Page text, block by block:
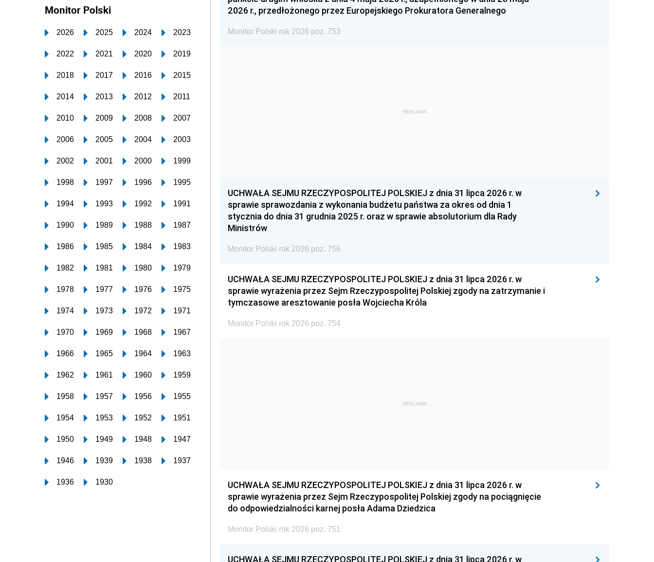
Monitor Polski
2026 2025 2024 2023
2022 2021 2020 2019
2018 2017 2016 2015
2014 2013 2012 2011
2010 2009 2008 2007
2006 2005 2004 2003
2002 2001 2000 1999
1998 1997 1996 1995
1994 1993 1992 1991
1990 1989 1988 1987
1986 1985 1984 1983
1982 1981 1980 1979
1978 1977 1976 1975
1974 1973 1972 1971
1970 1969 1968 1967
1966 1965 1964 1963
1962 1961 1960 1959
1958 1957 1956 1955
1954 1953 1952 1951
1950 1949 1948 1947
1946 1939 1938 1937
1936 1930
2026 r., przedłożonego przez Europejskiego Prokuratora Generalnego
Monitor Polski rok 2026 poz. 753
REKLAMA
UCHWAŁA SEJMU RZECZYPOSPOLITEJ POLSKIEJ z dnia 31 lipca 2026 r. w
sprawie sprawozdania z wykonania budżetu państwa za okres od dnia 1
stycznia do dnia 31 grudnia 2025 r. oraz w sprawie absolutorium dla Rady
Ministrów
Monitor Polski rok 2026 poz. 756
UCHWAŁA SEJMU RZECZYPOSPOLITEJ POLSKIEJ z dnia 31 lipca 2026 r. w
sprawie wyrażenia przez Sejm Rzeczypospolitej Polskiej zgody na zatrzymanie i
tymczasowe aresztowanie posła Wojciecha Króla
Monitor Polski rok 2026 poz. 754
REKLAMA
UCHWAŁA SEJMU RZECZYPOSPOLITEJ POLSKIEJ z dnia 31 lipca 2026 r. w
sprawie wyrażenia przez Sejm Rzeczypospolitej Polskiej zgody na pociągnięcie
do odpowiedzialności karnej posła Adama Dziedzica
Monitor Polski rok 2026 poz. 751
UCHWAŁA SEJMU RZECZYPOSPOLITEJ POLSKIEJ z dnia 31 lipca 2026 r. w